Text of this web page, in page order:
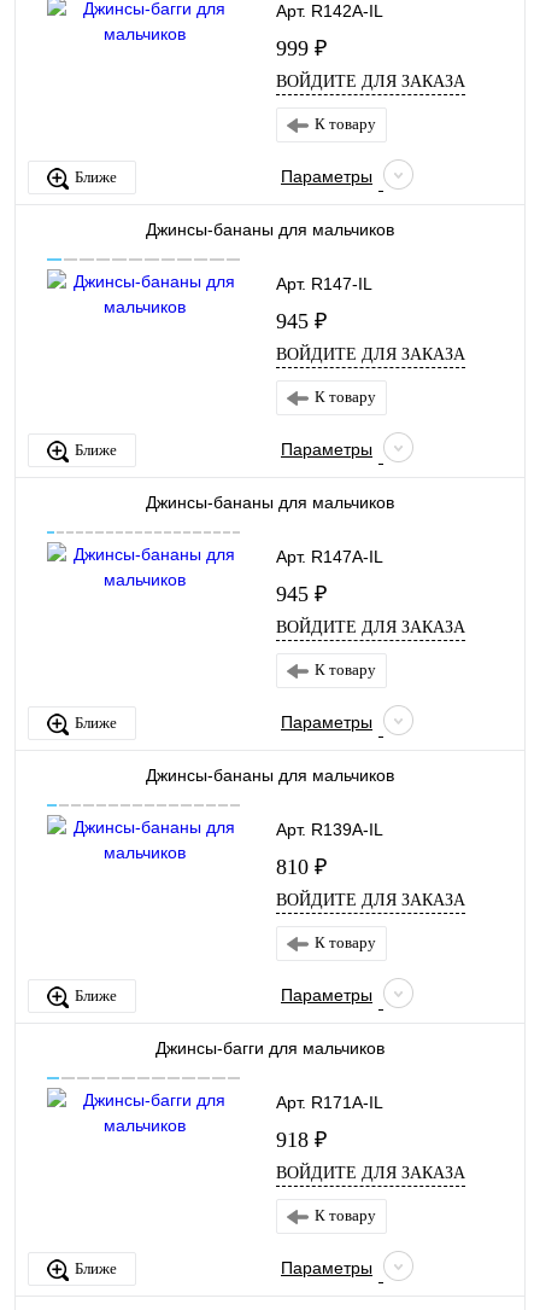
Арт. R142A-IL
999 ₽
ВОЙДИТЕ ДЛЯ ЗАКАЗА
Ближе
К товару
Параметры
Джинсы-бананы для мальчиков
Арт. R147-IL
945 ₽
ВОЙДИТЕ ДЛЯ ЗАКАЗА
Ближе
К товару
Параметры
Джинсы-бананы для мальчиков
Арт. R147A-IL
945 ₽
ВОЙДИТЕ ДЛЯ ЗАКАЗА
Ближе
К товару
Параметры
Джинсы-бананы для мальчиков
Арт. R139A-IL
810 ₽
ВОЙДИТЕ ДЛЯ ЗАКАЗА
Ближе
К товару
Параметры
Джинсы-багги для мальчиков
Арт. R171A-IL
918 ₽
ВОЙДИТЕ ДЛЯ ЗАКАЗА
Ближе
К товару
Параметры